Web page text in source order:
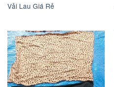
Vải Lau Giá Rẻ